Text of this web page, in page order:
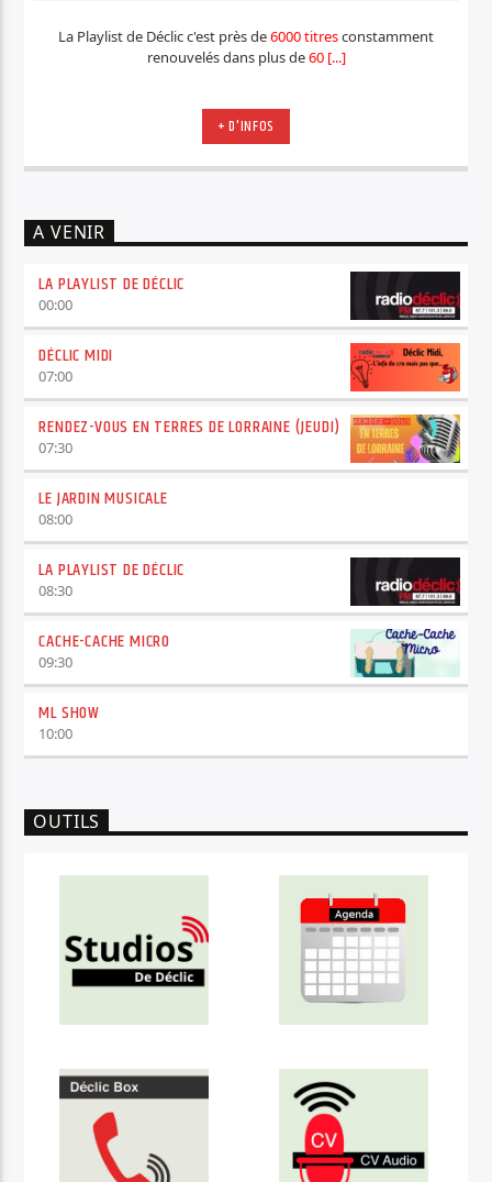
La Playlist de Déclic c'est près de6000 titresconstamment
renouvelés dans plus de60 [...]
+ D'INFOS
A VENIR
LA PLAYLIST DE DÉCLIC
00:00
DÉCLIC MIDI
07:00
RENDEZ-VOUS EN TERRES DE LORRAINE (JEUDI)
07:30
LE JARDIN MUSICALE
08:00
LA PLAYLIST DE DÉCLIC
08:30
CACHE-CACHE MICRO
09:30
ML SHOW
10:00
OUTILS